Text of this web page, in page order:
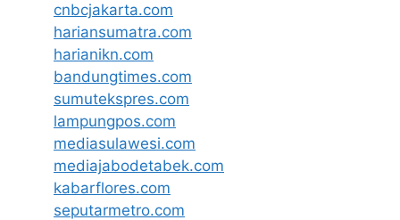
cnbcjakarta.com
hariansumatra.com
harianikn.com
bandungtimes.com
sumutekspres.com
lampungpos.com
mediasulawesi.com
mediajabodetabek.com
kabarflores.com
seputarmetro.com